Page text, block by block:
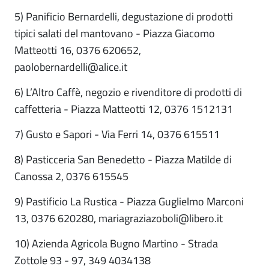
5) Panificio Bernardelli, degustazione di prodotti
tipici salati del mantovano - Piazza Giacomo
Matteotti 16, 0376 620652,
paolobernardelli@alice.it
6) L’Altro Caffè, negozio e rivenditore di prodotti di
caffetteria - Piazza Matteotti 12, 0376 1512131
7) Gusto e Sapori - Via Ferri 14, 0376 615511
8) Pasticceria San Benedetto - Piazza Matilde di
Canossa 2, 0376 615545
9) Pastificio La Rustica - Piazza Guglielmo Marconi
13, 0376 620280, mariagraziazoboli@libero.it
10) Azienda Agricola Bugno Martino - Strada
Zottole 93 - 97, 349 4034138